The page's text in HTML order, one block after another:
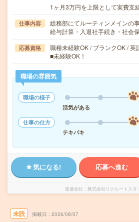
1ヶ月3万円を上限として実費支
仕事内容
総務部にてルーティンメインの
給与計算・入退社手続き・社会
応募資格
職種未経験OK / ブランクOK / 英
■未経験OK！
職場の雰囲気
職場の様子
活気がある
仕事の仕方
テキパキ
気になる! 応募へ進む
派遣会社 株式会社リクルートスタ
未読 掲載日 2026/08/07